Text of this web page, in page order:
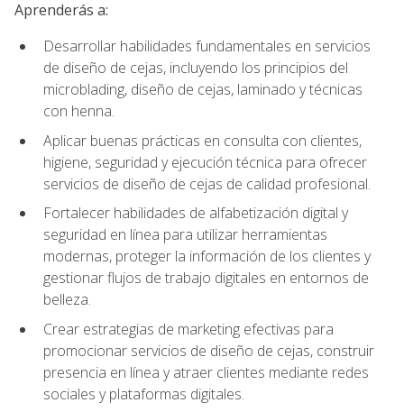
Aprenderás a:
Desarrollar habilidades fundamentales en servicios
de diseño de cejas, incluyendo los principios del
microblading, diseño de cejas, laminado y técnicas
con henna.
Aplicar buenas prácticas en consulta con clientes,
higiene, seguridad y ejecución técnica para ofrecer
servicios de diseño de cejas de calidad profesional.
Fortalecer habilidades de alfabetización digital y
seguridad en línea para utilizar herramientas
modernas, proteger la información de los clientes y
gestionar flujos de trabajo digitales en entornos de
belleza.
Crear estrategias de marketing efectivas para
promocionar servicios de diseño de cejas, construir
presencia en línea y atraer clientes mediante redes
sociales y plataformas digitales.